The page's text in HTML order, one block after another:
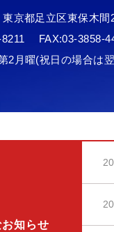
東京都足立区東保木間
FAX:03-3858-
2月曜(祝日の場合
知らせ